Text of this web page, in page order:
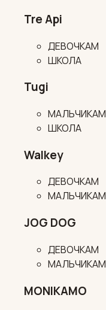
Tre Api
ДЕВОЧКАМ
ШКОЛА
Tugi
МАЛЬЧИКАМ
ШКОЛА
Walkey
ДЕВОЧКАМ
МАЛЬЧИКАМ
JOG DOG
ДЕВОЧКАМ
МАЛЬЧИКАМ
MONIKAMO